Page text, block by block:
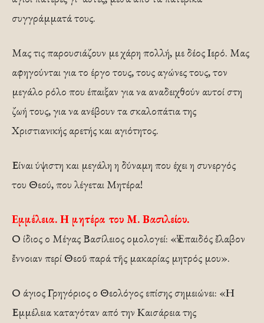
συγγράμματά τους.
Μας τις παρουσιάζουν με χάρη πολλή, με δέος Ιερό. Μας
αφηγούνται για το έργο τους, τους αγώνες τους, τον
μεγάλο ρόλο που έπαιξαν για να αναδειχθούν αυτοί στη
ζωή τους, για να ανέβουν τα σκαλοπάτια της
Χριστιανικής αρετής και αγιότητος.
Είναι ύψιστη και μεγάλη η δύναμη που έχει η συνεργός
του Θεού, που λέγεται Μητέρα!
Εμμέλεια. Η μητέρα του Μ. Βασιλείου.
Ο ίδιος ο Μέγας Βασίλειος ομολογεί: «Ἐκ παιδός ἔλαβον
ἔννοιαν περί Θεοῦ παρά τῆς μακαρίας μητρός μου».
Ο άγιος Γρηγόριος ο Θεολόγος επίσης σημειώνει: «Η
Εμμέλεια καταγόταν από την Καισάρεια της